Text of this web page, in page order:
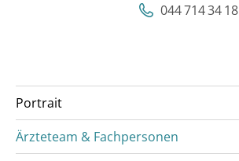
044 714 34 18
Portrait
Ärzteteam & Fachpersonen